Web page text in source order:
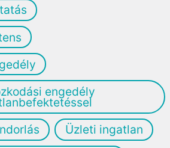
engedély
Üzleti ingatlan